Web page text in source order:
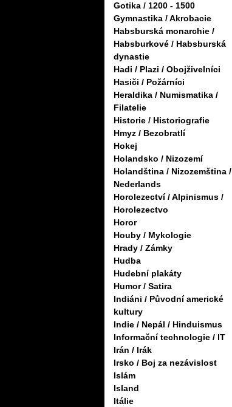
Gotika / 1200 - 1500
Gymnastika / Akrobacie
Habsburská monarchie /
Habsburkové / Habsburská
dynastie
Hadi / Plazi / Obojživelníci
Hasiči / Požárníci
Heraldika / Numismatika /
Filatelie
Historie / Historiografie
Hmyz / Bezobratlí
Hokej
Holandsko / Nizozemí
Holandština / Nizozemština /
Nederlands
Horolezectví / Alpinismus /
Horolezectvo
Horor
Houby / Mykologie
Hrady / Zámky
Hudba
Hudební plakáty
Humor / Satira
Indiáni / Původní americké
kultury
Indie / Nepál / Hinduismus
Informační technologie / IT
Irán / Irák
Irsko / Boj za nezávislost
Islám
Island
Itálie